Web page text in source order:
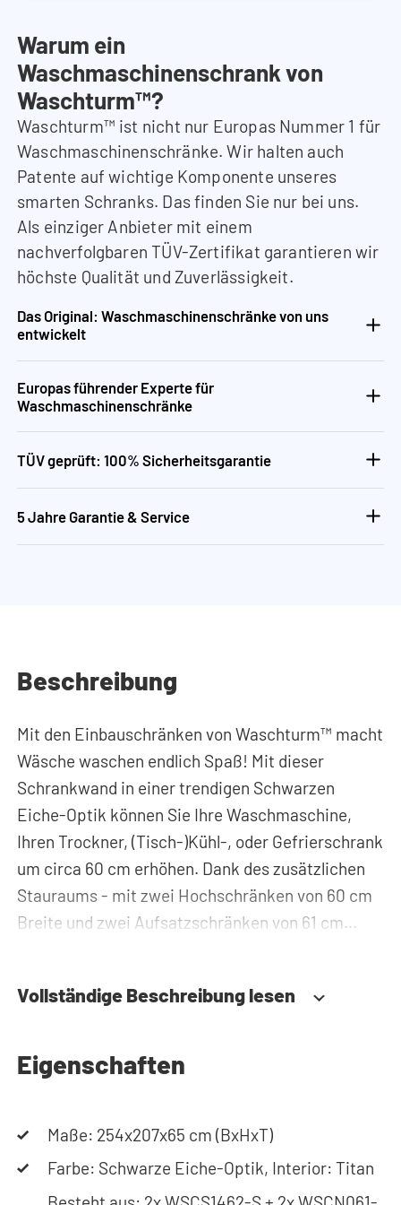
Warum ein
Waschmaschinenschrank von
Waschturm™?
Waschturm™ ist nicht nur Europas Nummer 1 für
Waschmaschinenschränke. Wir halten auch
Patente auf wichtige Komponente unseres
smarten Schranks. Das finden Sie nur bei uns.
Als einziger Anbieter mit einem
nachverfolgbaren TÜV-Zertifikat garantieren wir
höchste Qualität und Zuverlässigkeit.
Das Original: Waschmaschinenschränke von uns
entwickelt
Europas führender Experte für
Waschmaschinenschränke
TÜV geprüft: 100% Sicherheitsgarantie
5 Jahre Garantie & Service
Beschreibung
Mit den Einbauschränken von Waschturm™ macht
Wäsche waschen endlich Spaß! Mit dieser
Schrankwand in einer trendigen Schwarzen
Eiche-Optik können Sie Ihre Waschmaschine,
Ihren Trockner, (Tisch-)Kühl-, oder Gefrierschrank
um circa 60 cm erhöhen. Dank des zusätzlichen
Stauraums - mit zwei Hochschränken von 60 cm
Breite und zwei Aufsatzschränken von 61 cm
diese immer griffbereit. Zudem werden alle Rohre
Somit sorgt der Waschmaschinenschrank für
einen aufgeräumten Hauswirtschaftsraum.
Durch die spezielle Konstruktion des Gehäuses
werden Vibrationen von Waschmaschine und
Trockner absorbiert. Des Weiteren ist der
Vollständige Beschreibung lesen
Eigenschaften
Maße: 254x207x65 cm (BxHxT)
Farbe: Schwarze Eiche-Optik, Interior: Titan